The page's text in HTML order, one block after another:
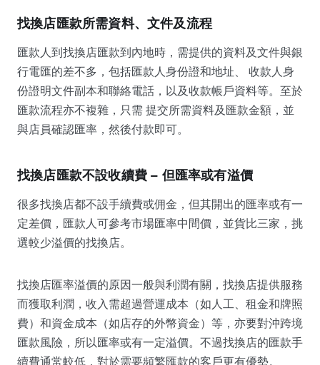
找換店匯款所需資料、文件及流程
匯款人到找換店匯款到內地時，需提供的資料及文件與銀
行電匯的差不多，包括匯款人身份證和地址、 收款人身
份證明文件副本和聯絡電話，以及收款帳戶資料等。至於
匯款流程亦不複雜，只需 提交所需資料及匯款金額，並
與店員確認匯率，然後付款即可。
找換店匯款不設收續費 – 但匯率或有溢價
很多找換店都不設手續費或佣金，但其開出的匯率或有一
定差價，匯款人可參考市場匯率中間價，並貨比三家，挑
選較少溢價的找換店。
找換店匯率溢價的原因一般與利潤有關，找換店提供服務
而獲取利潤，收入需超過營運成本（如人工、租金和牌照
費）和資金成本（如店存的外幣資金）等，亦要對沖跨境
匯款風險，所以匯率或有一定溢價。不過找換店的匯款手
續費通常較低，對於需要頻繁匯款的客戶更有優勢。